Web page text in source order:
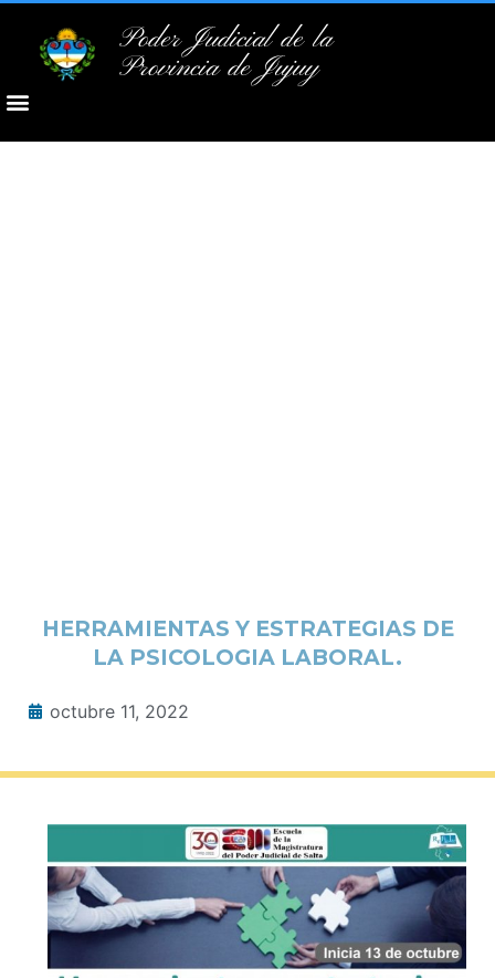
Poder Judicial de la
Provincia de Jujuy
HERRAMIENTAS Y ESTRATEGIAS DE
LA PSICOLOGIA LABORAL.
octubre 11, 2022